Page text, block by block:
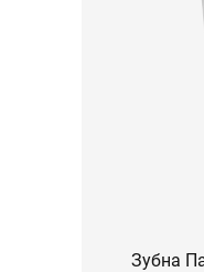
Зубна